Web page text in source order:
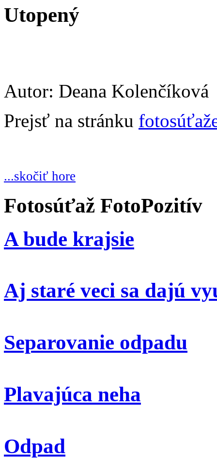
Utopený
Autor: Deana Kolenčíková
Prejsť na stránku
...skočiť hore
Fotosúťaž FotoPozitív
A bude krajsie
Aj staré veci sa dajú
Separovanie odpadu
Plavajúca neha
Odpad